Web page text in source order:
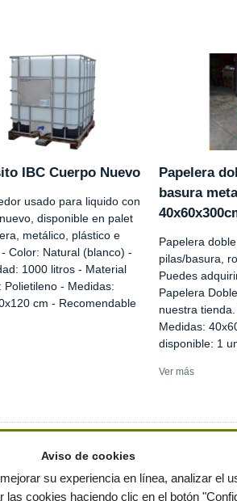
IBC Cuerpo Nuevo
usado para liquido con
disponible en palet
metálico, plástico e
Color: Natural (blanco) -
1000 litros - Material
Polietileno - Medidas:
cm - Recomendable
Papelera
basura
Papelera
pilas/basura,
Puedes
Papelera
nuestra
Medidas:
disponible: 1
Ver más
Aviso de cookies
su experiencia en línea, analizar el
las cookies haciendo clic en el botón